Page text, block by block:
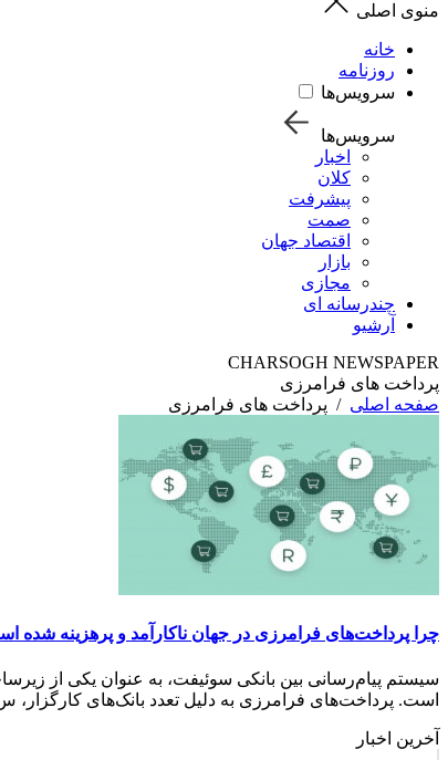
منوی اصلی
خانه
روزنامه
سرویس‌ها
سرویس‌ها
اخبار
کلان
پیشرفت
صمت
اقتصاد جهان
بازار
مجازی
چندرسانه ای
آرشیو
CHARSOGH NEWSPAPER
پرداخت های فرامرزی
صفحه اصلی / پرداخت های فرامرزی
چرا پرداخت‌های فرامرزی در جهان ناکارآمد و پرهزینه شده
سیستم پیام‌رسانی بین بانکی سوئیفت، به عنوان یکی از
است. پرداخت‌های فرامرزی به دلیل تعدد بانک‌های کارگزار،
آخرین اخبار